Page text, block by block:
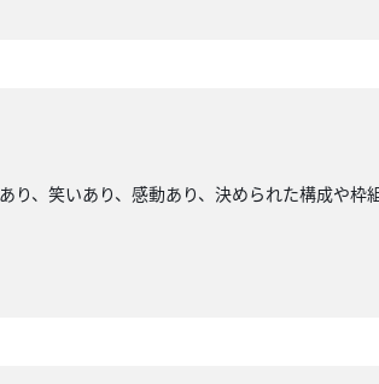
、笑いあり、感動あり、決められた構成や枠